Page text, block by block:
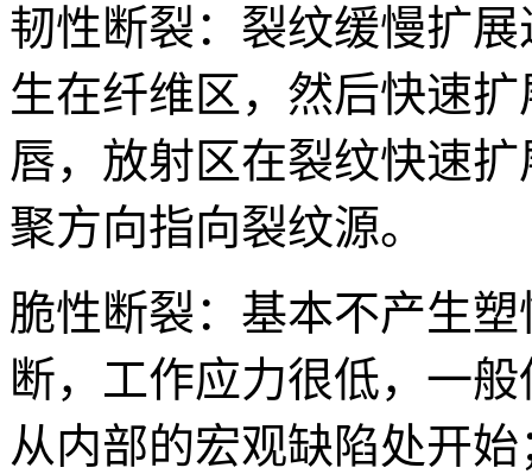
韧性断裂：裂纹缓慢扩
生在纤维区，然后快速
唇，放射区在裂纹快速
聚方向指向裂纹源。
脆性断裂：基本不产生
断，工作应力很低，一
从内部的宏观缺陷处开